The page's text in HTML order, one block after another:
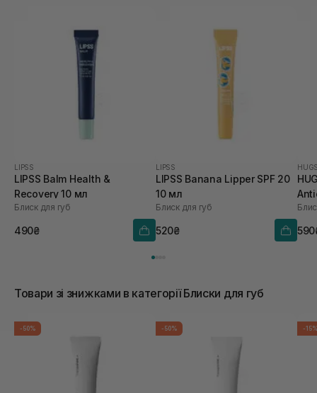
LIPSS
LIPSS Balm Health &
Recovery 10 мл
Блиск для губ
490₴
LIPSS
LIPSS Banana Lipper SPF 20
10 мл
Блиск для губ
520₴
Товари зі знижками в категорії Блиски для губ
-50% -50% -